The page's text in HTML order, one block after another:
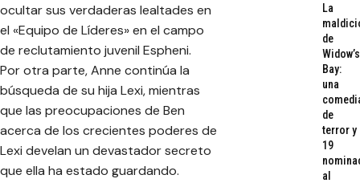
ocultar sus verdaderas lealtades en
el «Equipo de Líderes» en el campo
de reclutamiento juvenil Espheni.
Por otra parte, Anne continúa la
búsqueda de su hija Lexi, mientras
que las preocupaciones de Ben
acerca de los crecientes poderes de
Lexi develan un devastador secreto
que ella ha estado guardando.
La
de
Widow’s
Bay:
una
de
terror y
19
al